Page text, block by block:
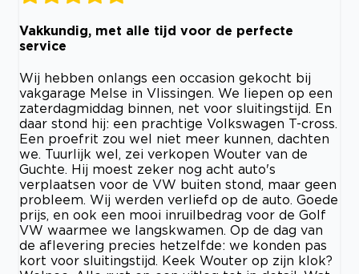
Vakkundig, met alle tijd voor de perfecte
service
Wij hebben onlangs een occasion gekocht bij
vakgarage Melse in Vlissingen. We liepen op een
zaterdagmiddag binnen, net voor sluitingstijd. En
daar stond hij: een prachtige Volkswagen T-cross.
Een proefrit zou wel niet meer kunnen, dachten
we. Tuurlijk wel, zei verkopen Wouter van de
Guchte. Hij moest zeker nog acht auto's
verplaatsen voor de VW buiten stond, maar geen
probleem. Wij werden verliefd op de auto. Goede
prijs, en ook een mooi inruilbedrag voor de Golf
VW waarmee we langskwamen. Op de dag van
de aflevering precies hetzelfde: we konden pas
kort voor sluitingstijd. Keek Wouter op zijn klok?